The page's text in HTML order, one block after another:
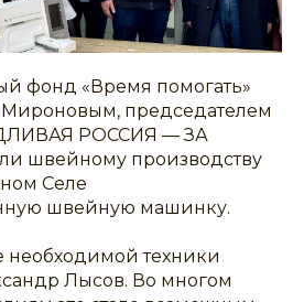
фонд «Время помогать»
Мироновым, председателем
РОССИЯ — ЗА
швейному производству
Селе
швейную машинку.
необходимой техники
Лысов. Во многом